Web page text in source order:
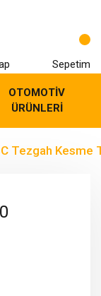
Sepetim
OTOMOTİV
ÜRÜNLERİ
Tezgah Kesme